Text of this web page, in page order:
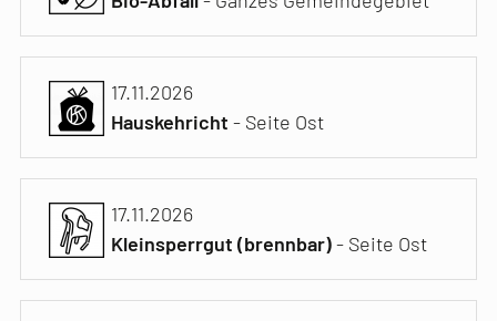
17.11.2026
Hauskehricht- Seite Ost
17.11.2026
Kleinsperrgut (brennbar)- Seite Ost